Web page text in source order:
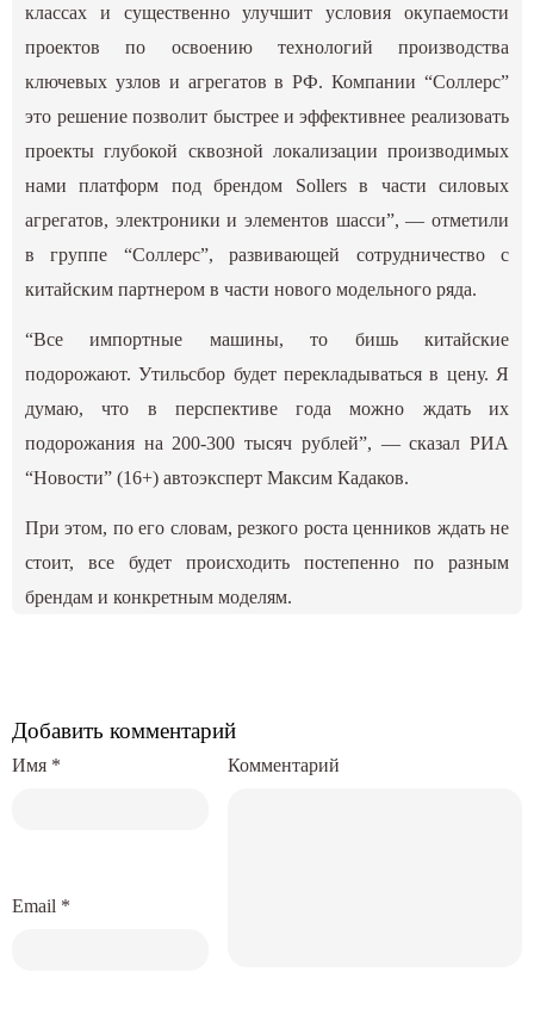
классах и существенно улучшит условия окупаемости
проектов по освоению технологий производства
ключевых узлов и агрегатов в РФ. Компании “Соллерс”
это решение позволит быстрее и эффективнее реализовать
проекты глубокой сквозной локализации производимых
нами платформ под брендом Sollers в части силовых
агрегатов, электроники и элементов шасси”, — отметили
в группе “Соллерс”, развивающей сотрудничество с
китайским партнером в части нового модельного ряда.
“Все импортные машины, то бишь китайские
подорожают. Утильсбор будет перекладываться в цену. Я
думаю, что в перспективе года можно ждать их
подорожания на 200-300 тысяч рублей”, — сказал РИА
“Новости” (16+) автоэксперт Максим Кадаков.
При этом, по его словам, резкого роста ценников ждать не
стоит, все будет происходить постепенно по разным
брендам и конкретным моделям.
Добавить комментарий
Комментарий
Имя *
Email *